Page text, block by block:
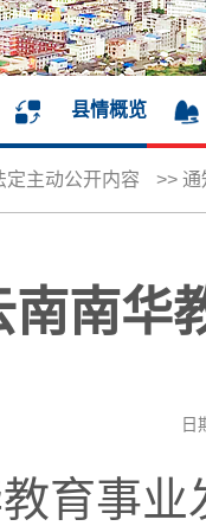
县情概览
定主动公开内容 >> 通
南南华
日
育事